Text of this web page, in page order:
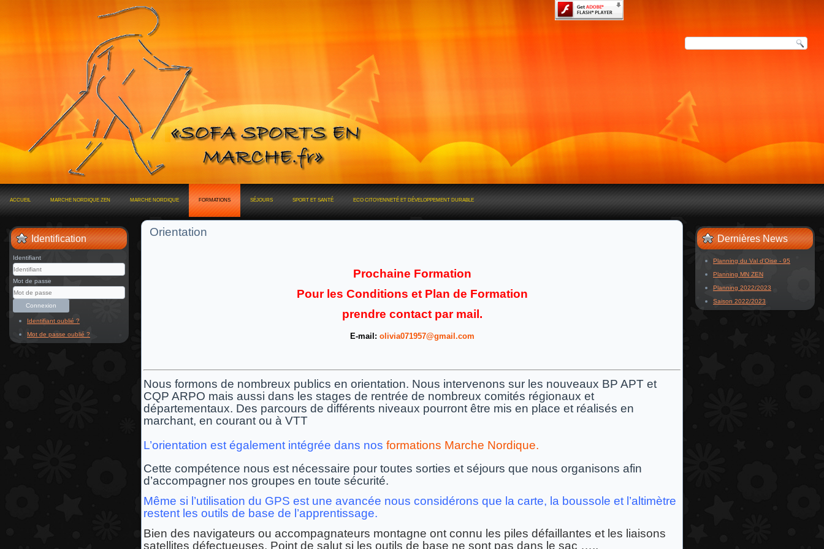
ACCUEIL MARCHE NORDIQUE ZEN MARCHE NORDIQUE FORMATIONS SÉJOURS SPORT ET SANTÉ ECO CITOYENNETÉ ET DÉVELOPPEMENT DURABLE
Identification
Identifiant
Mot de passe
Connexion
Identifiant oublié ?
Mot de passe oublié ?
Orientation
Prochaine Formation
Pour les Conditions et Plan de Formation
prendre contact par mail.
E-mail: olivia071957@gmail.com
Nous formons de nombreux publics en orientation. Nous intervenons sur les nouveaux BP APT et
CQP ARPO mais aussi dans les stages de rentrée de nombreux comités régionaux et
départementaux. Des parcours de différents niveaux pourront être mis en place et réalisés en
marchant, en courant ou à VTT
L’orientation est également intégrée dans nos formations Marche Nordique.
Cette compétence nous est nécessaire pour toutes sorties et séjours que nous organisons afin
d’accompagner nos groupes en toute sécurité.
Même si l’utilisation du GPS est une avancée nous considérons que la carte, la boussole et l’altimètre
restent les outils de base de l’apprentissage.
Bien des navigateurs ou accompagnateurs montagne ont connu les piles défaillantes et les liaisons
satellites défectueuses. Point de salut si les outils de base ne sont pas dans le sac …..
Dernières News
Planning du Val d'Oise - 95
Planning MN ZEN
Planning 2022/2023
Saison 2022/2023